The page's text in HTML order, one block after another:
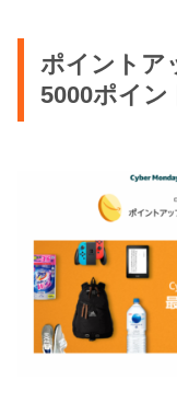
ポイントア
5000ポイン